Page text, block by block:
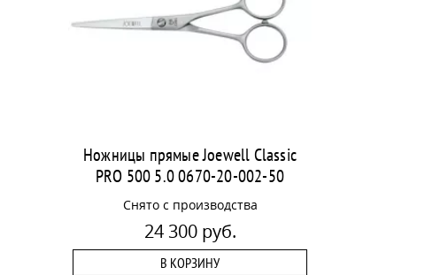
Ножницы прямые Joewell Classic
PRO 500 5.0 0670-20-002-50
Снято с производства
24 300 руб.
В КОРЗИНУ